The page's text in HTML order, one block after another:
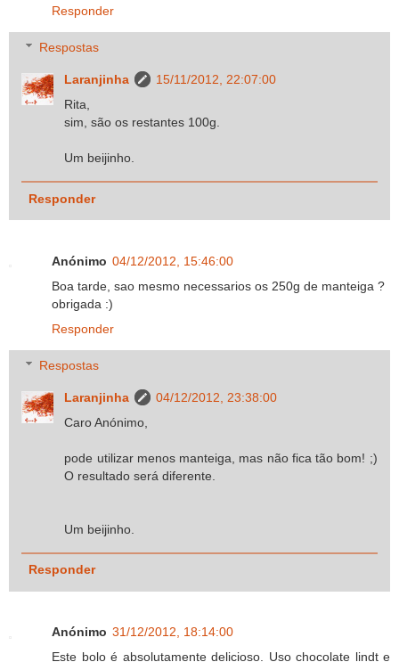
Responder
Respostas
Laranjinha
15/11/2012, 22:07:00
Rita,
sim, são os restantes 100g.
Um beijinho.
Responder
Anónimo 04/12/2012, 15:46:00
Boa tarde, sao mesmo necessarios os 250g de manteiga ?
obrigada :)
Responder
Respostas
Laranjinha
04/12/2012, 23:38:00
Caro Anónimo,
pode utilizar menos manteiga, mas não fica tão bom! ;)
O resultado será diferente.
Um beijinho.
Responder
Anónimo 31/12/2012, 18:14:00
Este bolo é absolutamente delicioso. Uso chocolate lindt e